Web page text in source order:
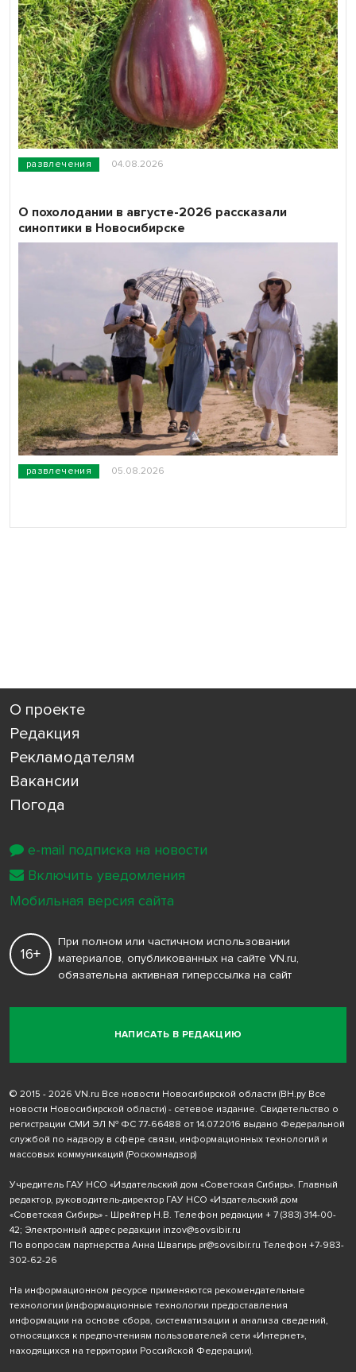
развлечения 04.08.2026
развлечения 05.08.2026
О похолодании в августе-2026 рассказали
синоптики в Новосибирске
О проекте
Редакция
Рекламодателям
Вакансии
Погода
НАПИСАТЬ В РЕДАКЦИЮ
16+
При полном или частичном использовании
материалов, опубликованных на сайте VN.ru,
обязательна активная гиперссылка на сайт
© 2015 - 2026 VN.ru Все новости Новосибирской области (ВН.ру Все
новости Новосибирской области) - сетевое издание. Свидетельство о
регистрации СМИ ЭЛ № ФС 77-66488 от 14.07.2016 выдано Федеральной
службой по надзору в сфере связи, информационных технологий и
массовых коммуникаций (Роскомнадзор)
Учредитель ГАУ НСО «Издательский дом «Советская Сибирь». Главный
редактор, руководитель-директор ГАУ НСО «Издательский дом
«Советская Сибирь» - Шрейтер Н.В. Телефон редакции + 7 (383) 314-00-
42; Электронный адрес редакции inzov@sovsibir.ru
По вопросам партнерства Анна Швагирь pr@sovsibir.ru Телефон +7-983-
302-62-26
На информационном ресурсе применяются рекомендательные
технологии (информационные технологии предоставления
информации на основе сбора, систематизации и анализа сведений,
относящихся к предпочтениям пользователей сети «Интернет»,
находящихся на территории Российской Федерации).
e-mail подписка на новости
Включить уведомления
Мобильная версия сайта